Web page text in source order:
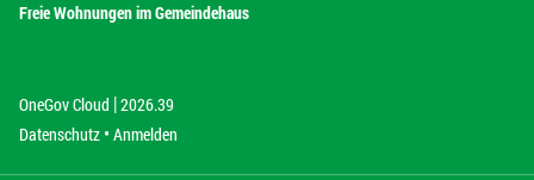
Freie Wohnungen im Gemeindehaus
OneGov Cloud (External Link)
|2026.39
Datenschutz (External Link)
Anmelden